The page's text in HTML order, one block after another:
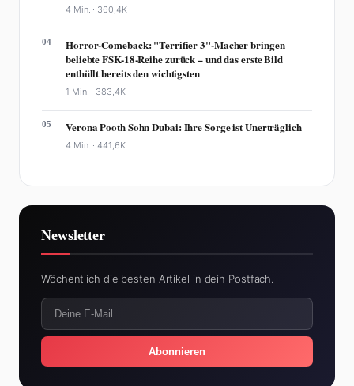
4 Min. · 360,4K
04
Horror-Comeback: "Terrifier 3"-Macher bringen
beliebte FSK-18-Reihe zurück – und das erste Bild
enthüllt bereits den wichtigsten
1 Min. · 383,4K
05 Verona Pooth Sohn Dubai: Ihre Sorge ist Unerträglich
4 Min. ·441,6K
Newsletter
Wöchentlich die besten Artikel in dein Postfach.
Abonnieren